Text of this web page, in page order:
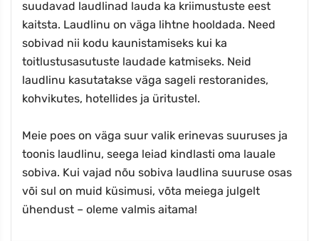
suudavad laudlinad lauda ka kriimustuste eest
kaitsta. Laudlinu on väga lihtne hooldada. Need
sobivad nii kodu kaunistamiseks kui ka
toitlustusasutuste laudade katmiseks. Neid
laudlinu kasutatakse väga sageli restoranides,
kohvikutes, hotellides ja üritustel.
Meie poes on väga suur valik erinevas suuruses ja
toonis laudlinu, seega leiad kindlasti oma lauale
sobiva. Kui vajad nõu sobiva laudlina suuruse osas
või sul on muid küsimusi, võta meiega julgelt
ühendust – oleme valmis aitama!